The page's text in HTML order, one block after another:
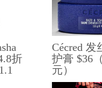
折
Cécred 发
护膏 $36
元）